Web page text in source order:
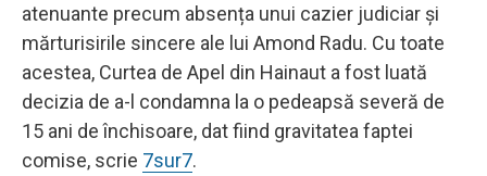
atenuante precum absența unui cazier judiciar și
mărturisirile sincere ale lui Amond Radu. Cu toate
acestea, Curtea de Apel din Hainaut a fost luată
decizia de a-l condamna la o pedeapsă severă de
15 ani de închisoare, dat fiind gravitatea faptei
comise, scrie 7sur7.